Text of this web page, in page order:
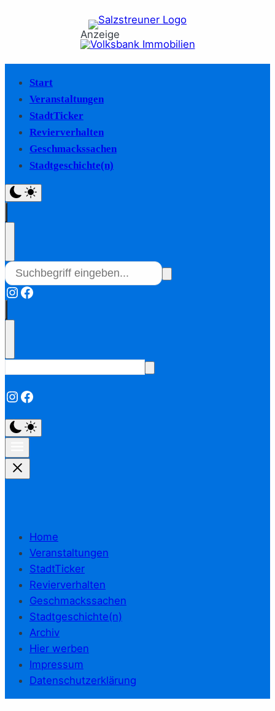
Anzeige
Start
Veranstaltungen
StadtTicker
Revierverhalten
Geschmackssachen
Stadtgeschichte(n)
Instagram
Facebook
Instagram
Facebook
Home
Veranstaltungen
StadtTicker
Revierverhalten
Geschmackssachen
Stadtgeschichte(n)
Archiv
Hier werben
Impressum
Datenschutzerklärung